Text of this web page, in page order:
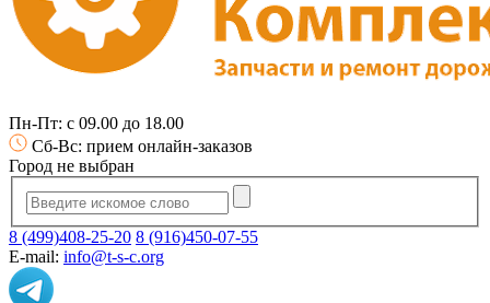
Пн-Пт: с 09.00 до 18.00
Сб-Вс: прием онлайн-заказов
Город не выбран
8 (499)408-25-20 8 (916)450-07-55
E-mail: info@t-s-c.org